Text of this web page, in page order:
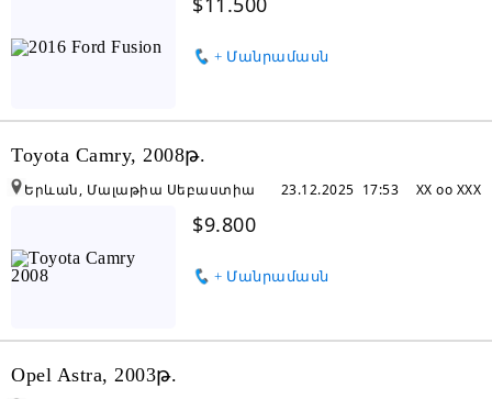
+ Մանրամասն
Toyota Camry, 2008թ.
$9.800
+ Մանրամասն
XX oo XXX
23.12.2025 17:53
Երևան, Մալաթիա Սեբաստիա
Opel Astra, 2003թ.